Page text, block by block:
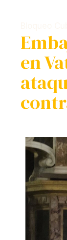
en